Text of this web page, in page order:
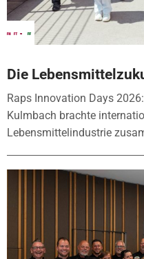
Die
Raps Innovation Days
Kulmbach brachte
Lebensmittelindustrie